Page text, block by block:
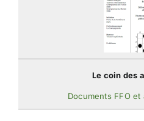
Le coin des
Documents FFO et